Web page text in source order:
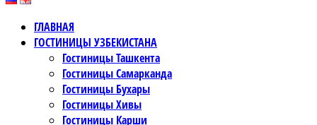
ГЛАВНАЯ
ГОСТИНИЦЫ УЗБЕКИСТАНА
Гостиницы Ташкента
Гостиницы Самарканда
Гостиницы Бухары
Гостиницы Хивы
Гостиницы Карши